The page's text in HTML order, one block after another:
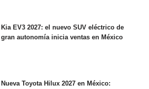
Kia EV3 2027: el nuevo SUV eléctrico de
gran autonomía inicia ventas en México
Nueva Toyota Hilux 2027 en México: